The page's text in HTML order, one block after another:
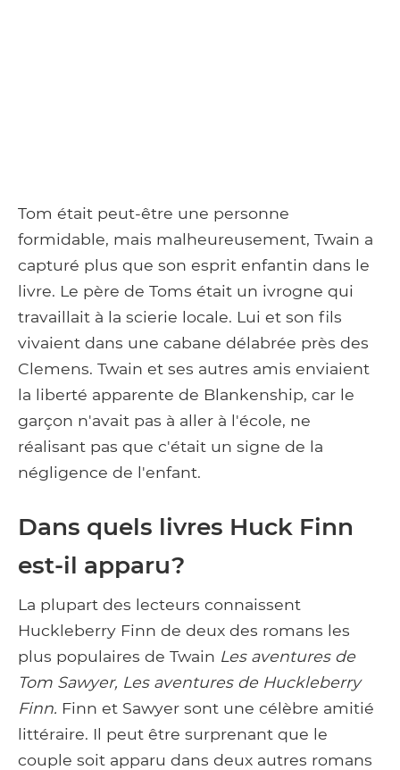
Tom était peut-être une personne
formidable, mais malheureusement, Twain a
capturé plus que son esprit enfantin dans le
livre. Le père de Toms était un ivrogne qui
travaillait à la scierie locale. Lui et son fils
vivaient dans une cabane délabrée près des
Clemens. Twain et ses autres amis enviaient
la liberté apparente de Blankenship, car le
garçon n'avait pas à aller à l'école, ne
réalisant pas que c'était un signe de la
négligence de l'enfant.
Dans quels livres Huck Finn
est-il apparu?
La plupart des lecteurs connaissent
Huckleberry Finn de deux des romans les
plus populaires de Twain Les aventures de
Tom Sawyer, Les aventures de Huckleberry
Finn. Finn et Sawyer sont une célèbre amitié
littéraire. Il peut être surprenant que le
couple soit apparu dans deux autres romans